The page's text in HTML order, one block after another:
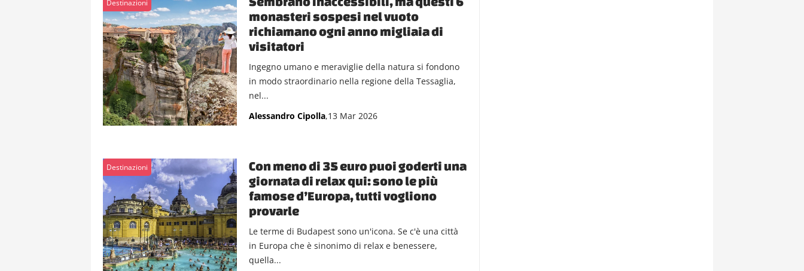
Destinazioni
monasteri sospesi nel vuoto
richiamano ogni anno migliaia di
visitatori
Ingegno umano e meraviglie della natura si fondono
in modo straordinario nella regione della Tessaglia,
nel...
Alessandro Cipolla,13 Mar 2026
Destinazioni
Con meno di 35 euro puoi goderti una
giornata di relax qui: sono le più
famose d’Europa, tutti vogliono
provarle
Le terme di Budapest sono un'icona. Se c'è una città
in Europa che è sinonimo di relax e benessere,
quella...